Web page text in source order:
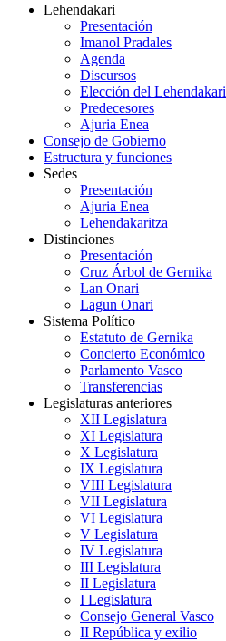
Lehendakari
Presentación
Imanol Pradales
Agenda
Discursos
Elección del Lehendakari
Predecesores
Ajuria Enea
Consejo de Gobierno
Estructura y funciones
Sedes
Presentación
Ajuria Enea
Lehendakaritza
Distinciones
Presentación
Cruz Árbol de Gernika
Lan Onari
Lagun Onari
Sistema Político
Estatuto de Gernika
Concierto Económico
Parlamento Vasco
Transferencias
Legislaturas anteriores
XII Legislatura
XI Legislatura
X Legislatura
IX Legislatura
VIII Legislatura
VII Legislatura
VI Legislatura
V Legislatura
IV Legislatura
III Legislatura
II Legislatura
I Legislatura
Consejo General Vasco
II República y exilio